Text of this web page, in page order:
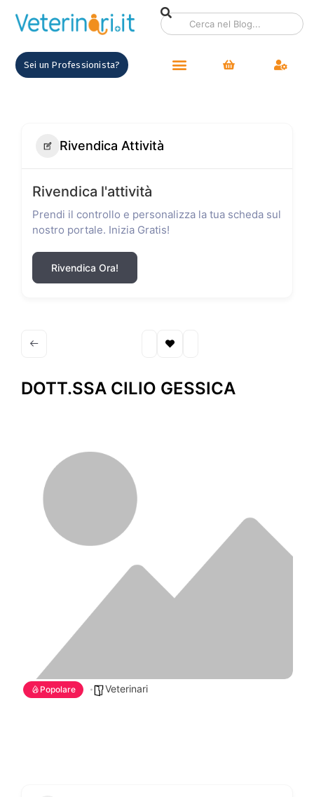
Sei un Professionista?
Rivendica Attività
Rivendica l'attività
Prendi il controllo e personalizza la tua scheda sul
nostro portale. Inizia Gratis!
Rivendica Ora!
DOTT.SSA CILIO GESSICA
Popolare Veterinari